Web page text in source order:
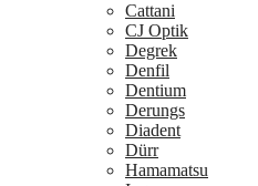
Cattani
CJ Optik
Degrek
Denfil
Dentium
Derungs
Diadent
Dürr
Hamamatsu